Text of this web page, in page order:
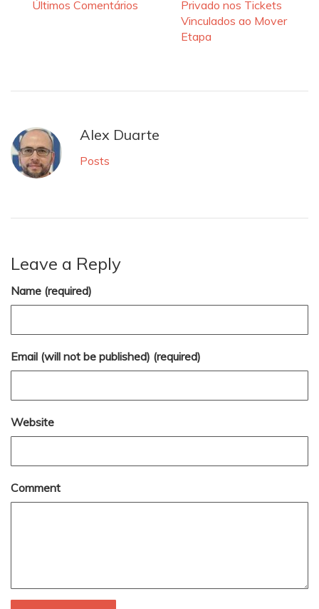
Últimos Comentários
Privado nos Tickets
Vinculados ao Mover
Etapa
Alex Duarte
Posts
Leave a Reply
Name (required)
Email (will not be published) (required)
Website
Comment